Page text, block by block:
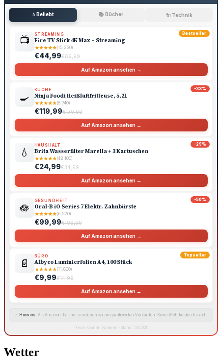
⭐ Beliebt 📚 Bücher 🔌 Technik
Bestseller
📺 STREAMING
Fire TV Stick 4K Max – Streaming
★★★★★(15.230)
€44,99€69,99
Auf Amazon ansehen →
-33%
🍳
KÜCHE
Ninja Foodi Heißluftfritteuse, 5,2L
★★★★★(8.740)
€119,99€179,99
Auf Amazon ansehen →
-29%
💧
HAUSHALT
Brita Wasserfilter Marella + 3 Kartuschen
★★★★★(42.100)
€24,99€34,99
Auf Amazon ansehen →
-50%
🪷
GESUNDHEIT
Oral-B iO Series 7 Elektr. Zahnbürste
★★★★★(6.520)
€99,99€199,99
Auf Amazon ansehen →
Topseller
📄
BÜRO
Albyco Laminierfolien A4, 100 Stück
★★★★★(11.800)
€9,99€14,99
Auf Amazon ansehen →
🔗 Hinweis: Als Amazon-Partner verdienen wir an qualifizierten Verkäufen. Keine Mehrkosten für dich.
Preise können variieren · Stand: 7.8.2026
Wetter